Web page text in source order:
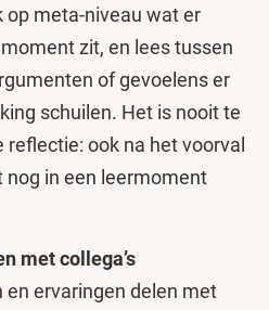
op meta-niveau wat er
zit, en lees tussen
of gevoelens er
schuilen. Het is nooit te
reflectie: ook na het voorval
nog in een leermoment
met collega’s
en ervaringen delen met